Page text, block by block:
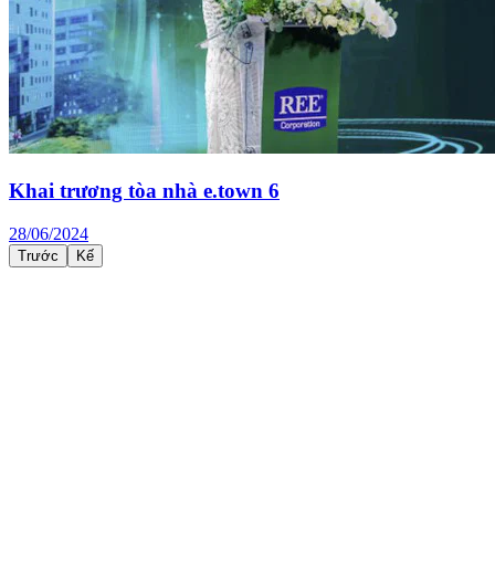
Sự kiện chiếu phim “Beyond Zero” và tọa đàm tại
hội trường tòa nhà e.town 6
01/10/2024